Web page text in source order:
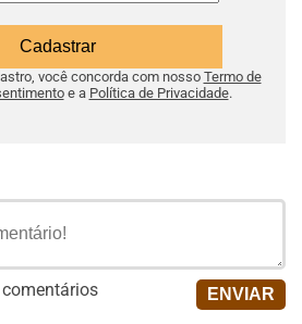
você concorda com nosso Termo de
e a Política de Privacidade.